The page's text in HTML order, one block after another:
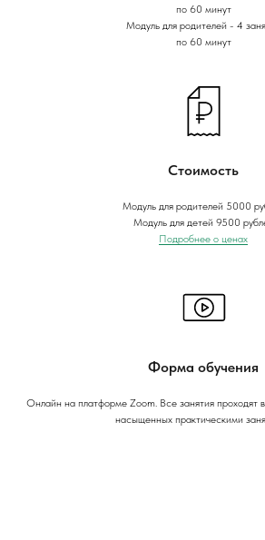
по 60 минут
Модуль для родителей - 4
по 60 минут
Стоимость
Модуль для родителей 5000
Модуль для детей 9500
Подробнее о ценах
Форма обучения
Онлайн на платформе Zoom. Все занятия проходят
насыщенных практическими